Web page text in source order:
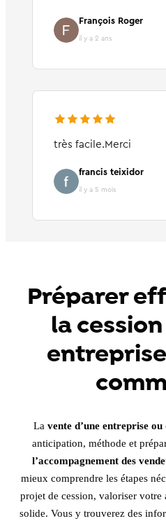
recommande !
François Roger
il y a 2 ans
très facile.Merci
francis teixidor
il y a 5 mois
Préparer
la
La vente d’une entreprise ou
anticipation, méthode et
l’accompagnement des
mieux comprendre les étapes
projet de cession, valoriser votre
solide. Vous y trouverez des